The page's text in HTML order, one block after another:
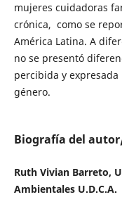
mujeres cuidadoras
crónica, como se
América Latina. A
no se presentó
percibida y
género.
Biografía del
Ruth Vivian Barreto,
Ambientales U.D.C.A.